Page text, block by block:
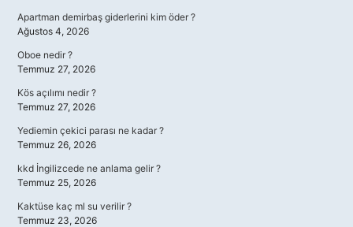
Apartman demirbaş giderlerini kim öder ?
Ağustos 4, 2026
Oboe nedir ?
Temmuz 27, 2026
Kös açılımı nedir ?
Temmuz 27, 2026
Yediemin çekici parası ne kadar ?
Temmuz 26, 2026
kkd İngilizcede ne anlama gelir ?
Temmuz 25, 2026
Kaktüse kaç ml su verilir ?
Temmuz 23, 2026